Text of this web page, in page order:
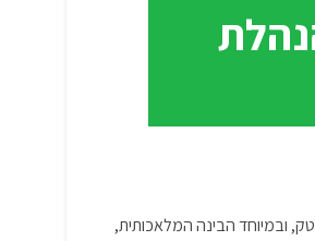
ובמיוחד הבינה המלאכותית,